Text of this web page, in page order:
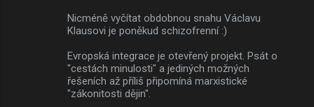
Nicméně vyčítat obdobnou snahu Václavu
Klausovi je poněkud schizofrenní :)
Evropská integrace je otevřený projekt. Psát o
"cestách minulosti" a jediných možných
řešeních až příliš připomíná marxistické
"zákonitosti dějin".